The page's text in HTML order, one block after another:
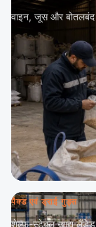
वाइन, जूस और
पैक्ड एवं ड्राई गुड्स
शेल्फ़-स्टेबल खाद्य लैंडेड